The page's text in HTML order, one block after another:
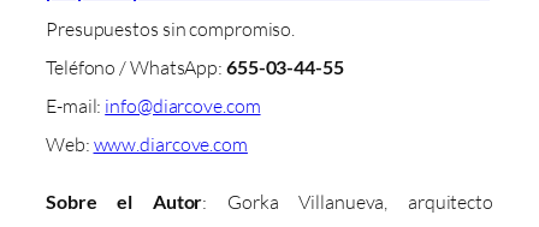
Presupuestos sin compromiso.
Teléfono / WhatsApp: 655-03-44-55
E-mail: info@diarcove.com
Web: www.diarcove.com
Sobre el Autor: Gorka Villanueva, arquitecto